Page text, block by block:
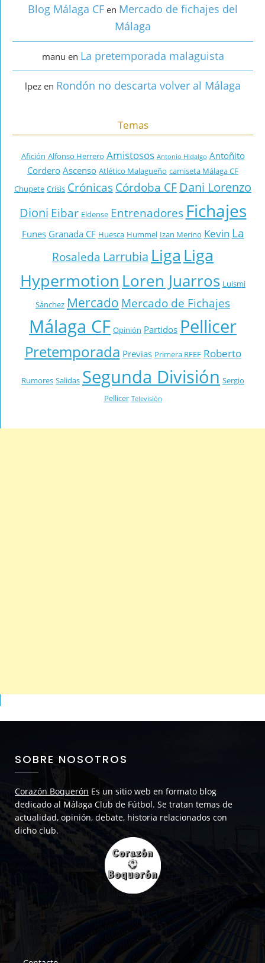
Blog Málaga CF en Mercado de fichajes del
Málaga
manu en La pretemporada malaguista
lpez en Rondón no descarta volver al Málaga
Temas
Afición Alfonso Herrero Amistosos Antonio Hidalgo Antoñito
CorderoAscenso Atlético Malagueño camiseta Málaga CF
Chupete Crisis Crónicas Córdoba CF Dani Lorenzo
Dioni Eibar Eldense Entrenadores Fichajes
Funes Granada CF Huesca Hummel Izan Merino Kevin La
Rosaleda Larrubia Liga Liga
Hypermotion Loren Juarros Luismi
Sánchez Mercado Mercado de Fichajes
Málaga CF Opinión Partidos Pellicer
Pretemporada Previas Primera RFEF Roberto
Rumores Salidas Segunda División Sergio
Pellicer Televisión
SOBRE NOSOTROS
Corazón Boquerón Es un sitio web en formato blog
dedicado al Málaga Club de Fútbol. Se tratan temas de
actualidad, opinión, debate, historia relacionados con
dicho club.